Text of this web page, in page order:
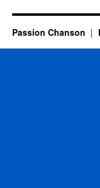
Passion Chanson